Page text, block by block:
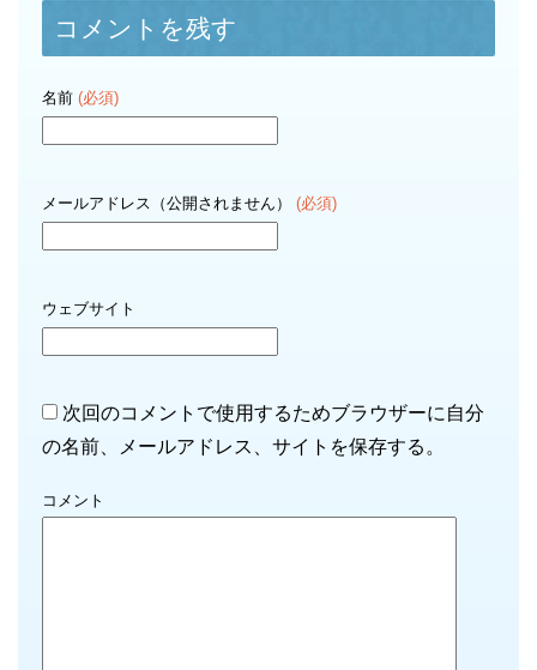
コメントを残す
名前 (必須)
メールアドレス（公開されません） (必須)
ウェブサイト
次回のコメントで使用するためブラウザーに自分
の名前、メールアドレス、サイトを保存する。
コメント